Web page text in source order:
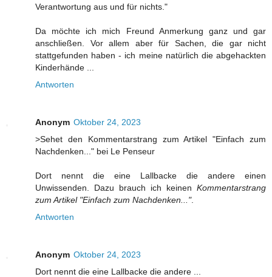
Verantwortung aus und für nichts."
Da möchte ich mich Freund Anmerkung ganz und gar
anschließen. Vor allem aber für Sachen, die gar nicht
stattgefunden haben - ich meine natürlich die abgehackten
Kinderhände ...
Antworten
Anonym Oktober 24, 2023
>Sehet den Kommentarstrang zum Artikel "Einfach zum
Nachdenken..." bei Le Penseur
Dort nennt die eine Lallbacke die andere einen
Unwissenden. Dazu brauch ich keinen Kommentarstrang
zum Artikel "Einfach zum Nachdenken...".
Antworten
Anonym Oktober 24, 2023
Dort nennt die eine Lallbacke die andere ...